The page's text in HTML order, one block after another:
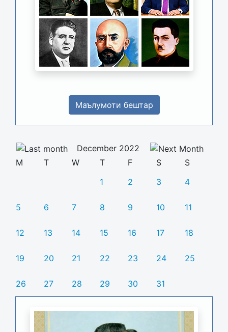
Маълумоти бештар
December 2022
M
T W T F S
S
1
2 3 4
5 6 7 8 9 10 11
12 13 14 15 16 17 18
19 20 21 22 23 24 25
26 27 28 29 30 31